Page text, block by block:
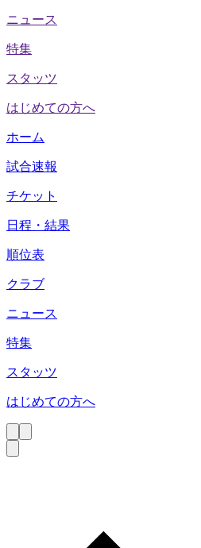
ニュース
特集
スタッツ
はじめての方へ
ホーム
試合速報
チケット
日程・結果
順位表
クラブ
ニュース
特集
スタッツ
はじめての方へ